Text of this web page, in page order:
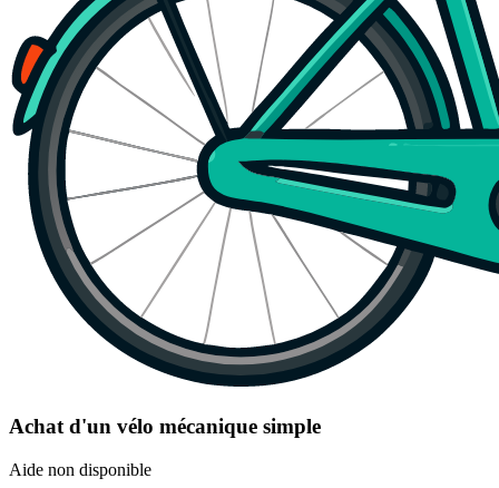
Achat d'un vélo mécanique simple
Aide non disponible